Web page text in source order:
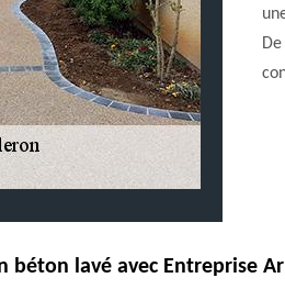
béton lavé avec Entreprise